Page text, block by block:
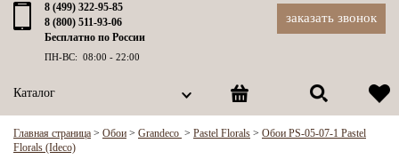
8 (499) 322-95-85
8 (800) 511-93-06
Бесплатно по России
ПН-ВС: 08:00 - 22:00
заказать звонок
Каталог
Главная страница > Обои > Grandeco > Pastel Florals > Обои PS-05-07-1 Pastel
Florals (Ideco)